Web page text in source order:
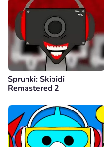
Sprunki: Skibidi
Remastered 2